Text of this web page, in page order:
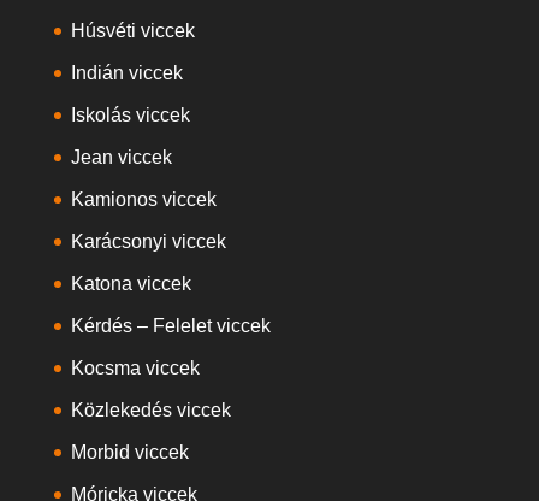
Húsvéti viccek
Indián viccek
Iskolás viccek
Jean viccek
Kamionos viccek
Karácsonyi viccek
Katona viccek
Kérdés – Felelet viccek
Kocsma viccek
Közlekedés viccek
Morbid viccek
Móricka viccek